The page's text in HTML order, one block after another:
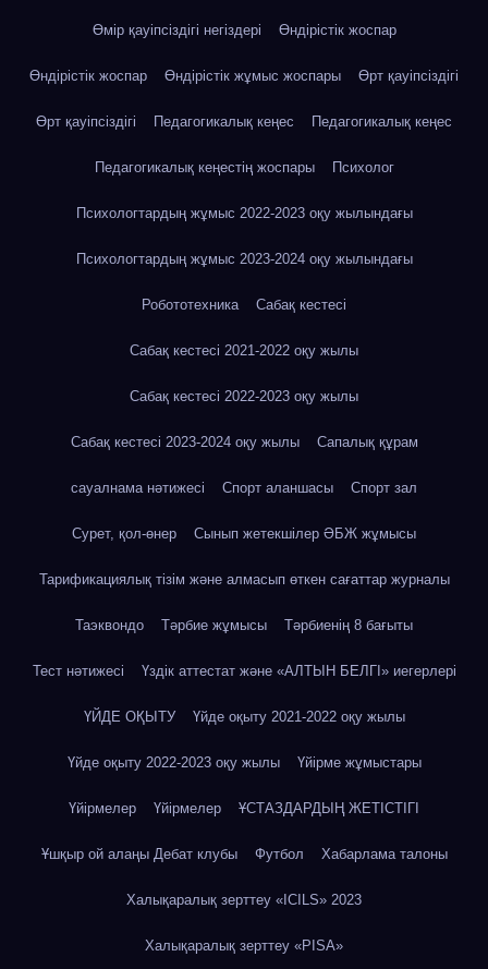
Өмір қауіпсіздігі негіздері Өндірістік жоспар
Өндірістік жоспар Өндірістік жұмыс жоспары Өрт қауіпсіздігі
Өрт қауіпсіздігі Педагогикалық кеңес Педагогикалық кеңес
Педагогикалық кеңестің жоспары Психолог
Психологтардың жұмыс 2022-2023 оқу жылындағы
Психологтардың жұмыс 2023-2024 оқу жылындағы
Робототехника Сабақ кестесі
Сабақ кестесі 2021-2022 оқу жылы
Сабақ кестесі 2022-2023 оқу жылы
Сабақ кестесі 2023-2024 оқу жылы Сапалық құрам
сауалнама нәтижесі Спорт аланшасы Спорт зал
Сурет, қол-өнер Сынып жетекшілер ӘБЖ жұмысы
Тарификациялық тізім және алмасып өткен сағаттар журналы
Таэквондо Тәрбие жұмысы Тәрбиенің 8 бағыты
Тест нәтижесі Үздік аттестат және «АЛТЫН БЕЛГІ» иегерлері
ҮЙДЕ ОҚЫТУ Үйде оқыту 2021-2022 оқу жылы
Үйде оқыту 2022-2023 оқу жылы Үйірме жұмыстары
Үйірмелер Үйірмелер ҰСТАЗДАРДЫҢ ЖЕТІСТІГІ
Ұшқыр ой алаңы Дебат клубы Футбол Хабарлама талоны
Халықаралық зерттеу «IСILS» 2023
Халықаралық зерттеу «PISA»